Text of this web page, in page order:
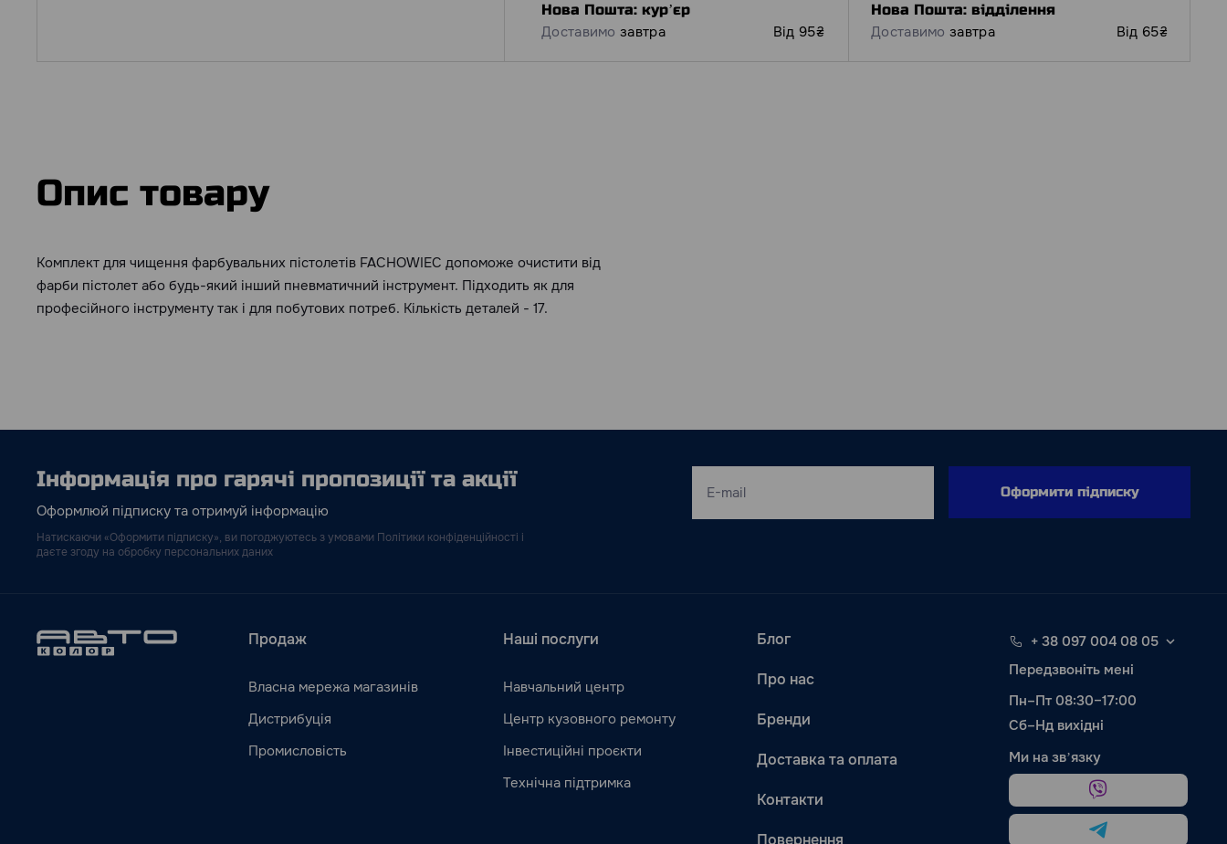
Нова Пошта: курʼєр
Доставимо завтра Від 95₴
Нова Пошта: відділення
Доставимо завтра Від 65₴
Опис товару
Комплект для чищення фарбувальних пістолетів FACHOWIEC допоможе очистити від
фарби пістолет або будь-який інший пневматичний інструмент. Підходить як для
професійного інструменту так і для побутових потреб. Кількість деталей - 17.
Інформація про гарячі пропозиції та акції
Оформлюй підписку та отримуй інформацію
Натискаючи «Оформити підписку», ви погоджуютесь з умовами Політики конфіденційності і
даєте згоду на обробку персональних даних
Оформити підписку
Продаж
Власна мережа магазинів
Дистрибуція
Промисловість
Наші послуги
Навчальний центр
Центр кузовного ремонту
Інвестиційні проєкти
Технічна підтримка
Блог
Про нас
Бренди
Доставка та оплата
Контакти
Повернення
+ 38 097 004 08 05
Передзвоніть мені
Пн–Пт 08:30–17:00
Сб–Нд вихідні
Ми на звʼязку